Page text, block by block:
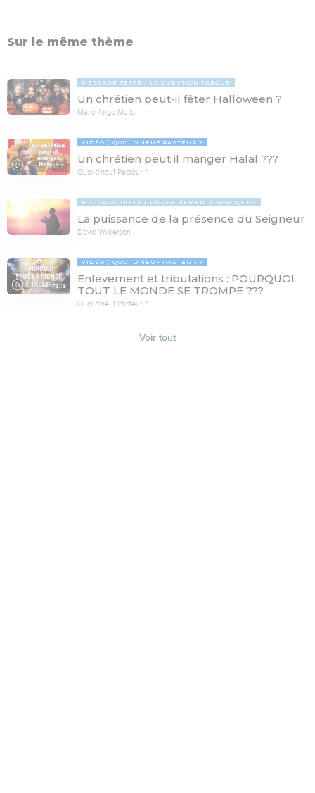
Sur le même thème
MESSAGE TEXTE LA QUESTION TABOUE
Un chrétien peut-il fêter Halloween ?
Marie-Ange Muller
17:21
VIDÉO QUOI D'NEUF PASTEUR ?
Un chrétien peut il manger Halal ???
Quoi d'neuf Pasteur ?
MESSAGE TEXTE ENSEIGNEMENTS BIBLIQUES
La puissance de la présence du Seigneur
David Wilkerson
78:19
VIDÉO QUOI D'NEUF PASTEUR ?
Enlèvement et tribulations : POURQUOI
TOUT LE MONDE SE TROMPE ???
Quoi d'neuf Pasteur ?
Voir tout